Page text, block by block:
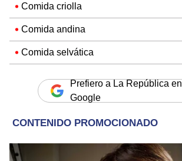
Comida criolla
Comida andina
Comida selvática
Prefiero a La República en
Google